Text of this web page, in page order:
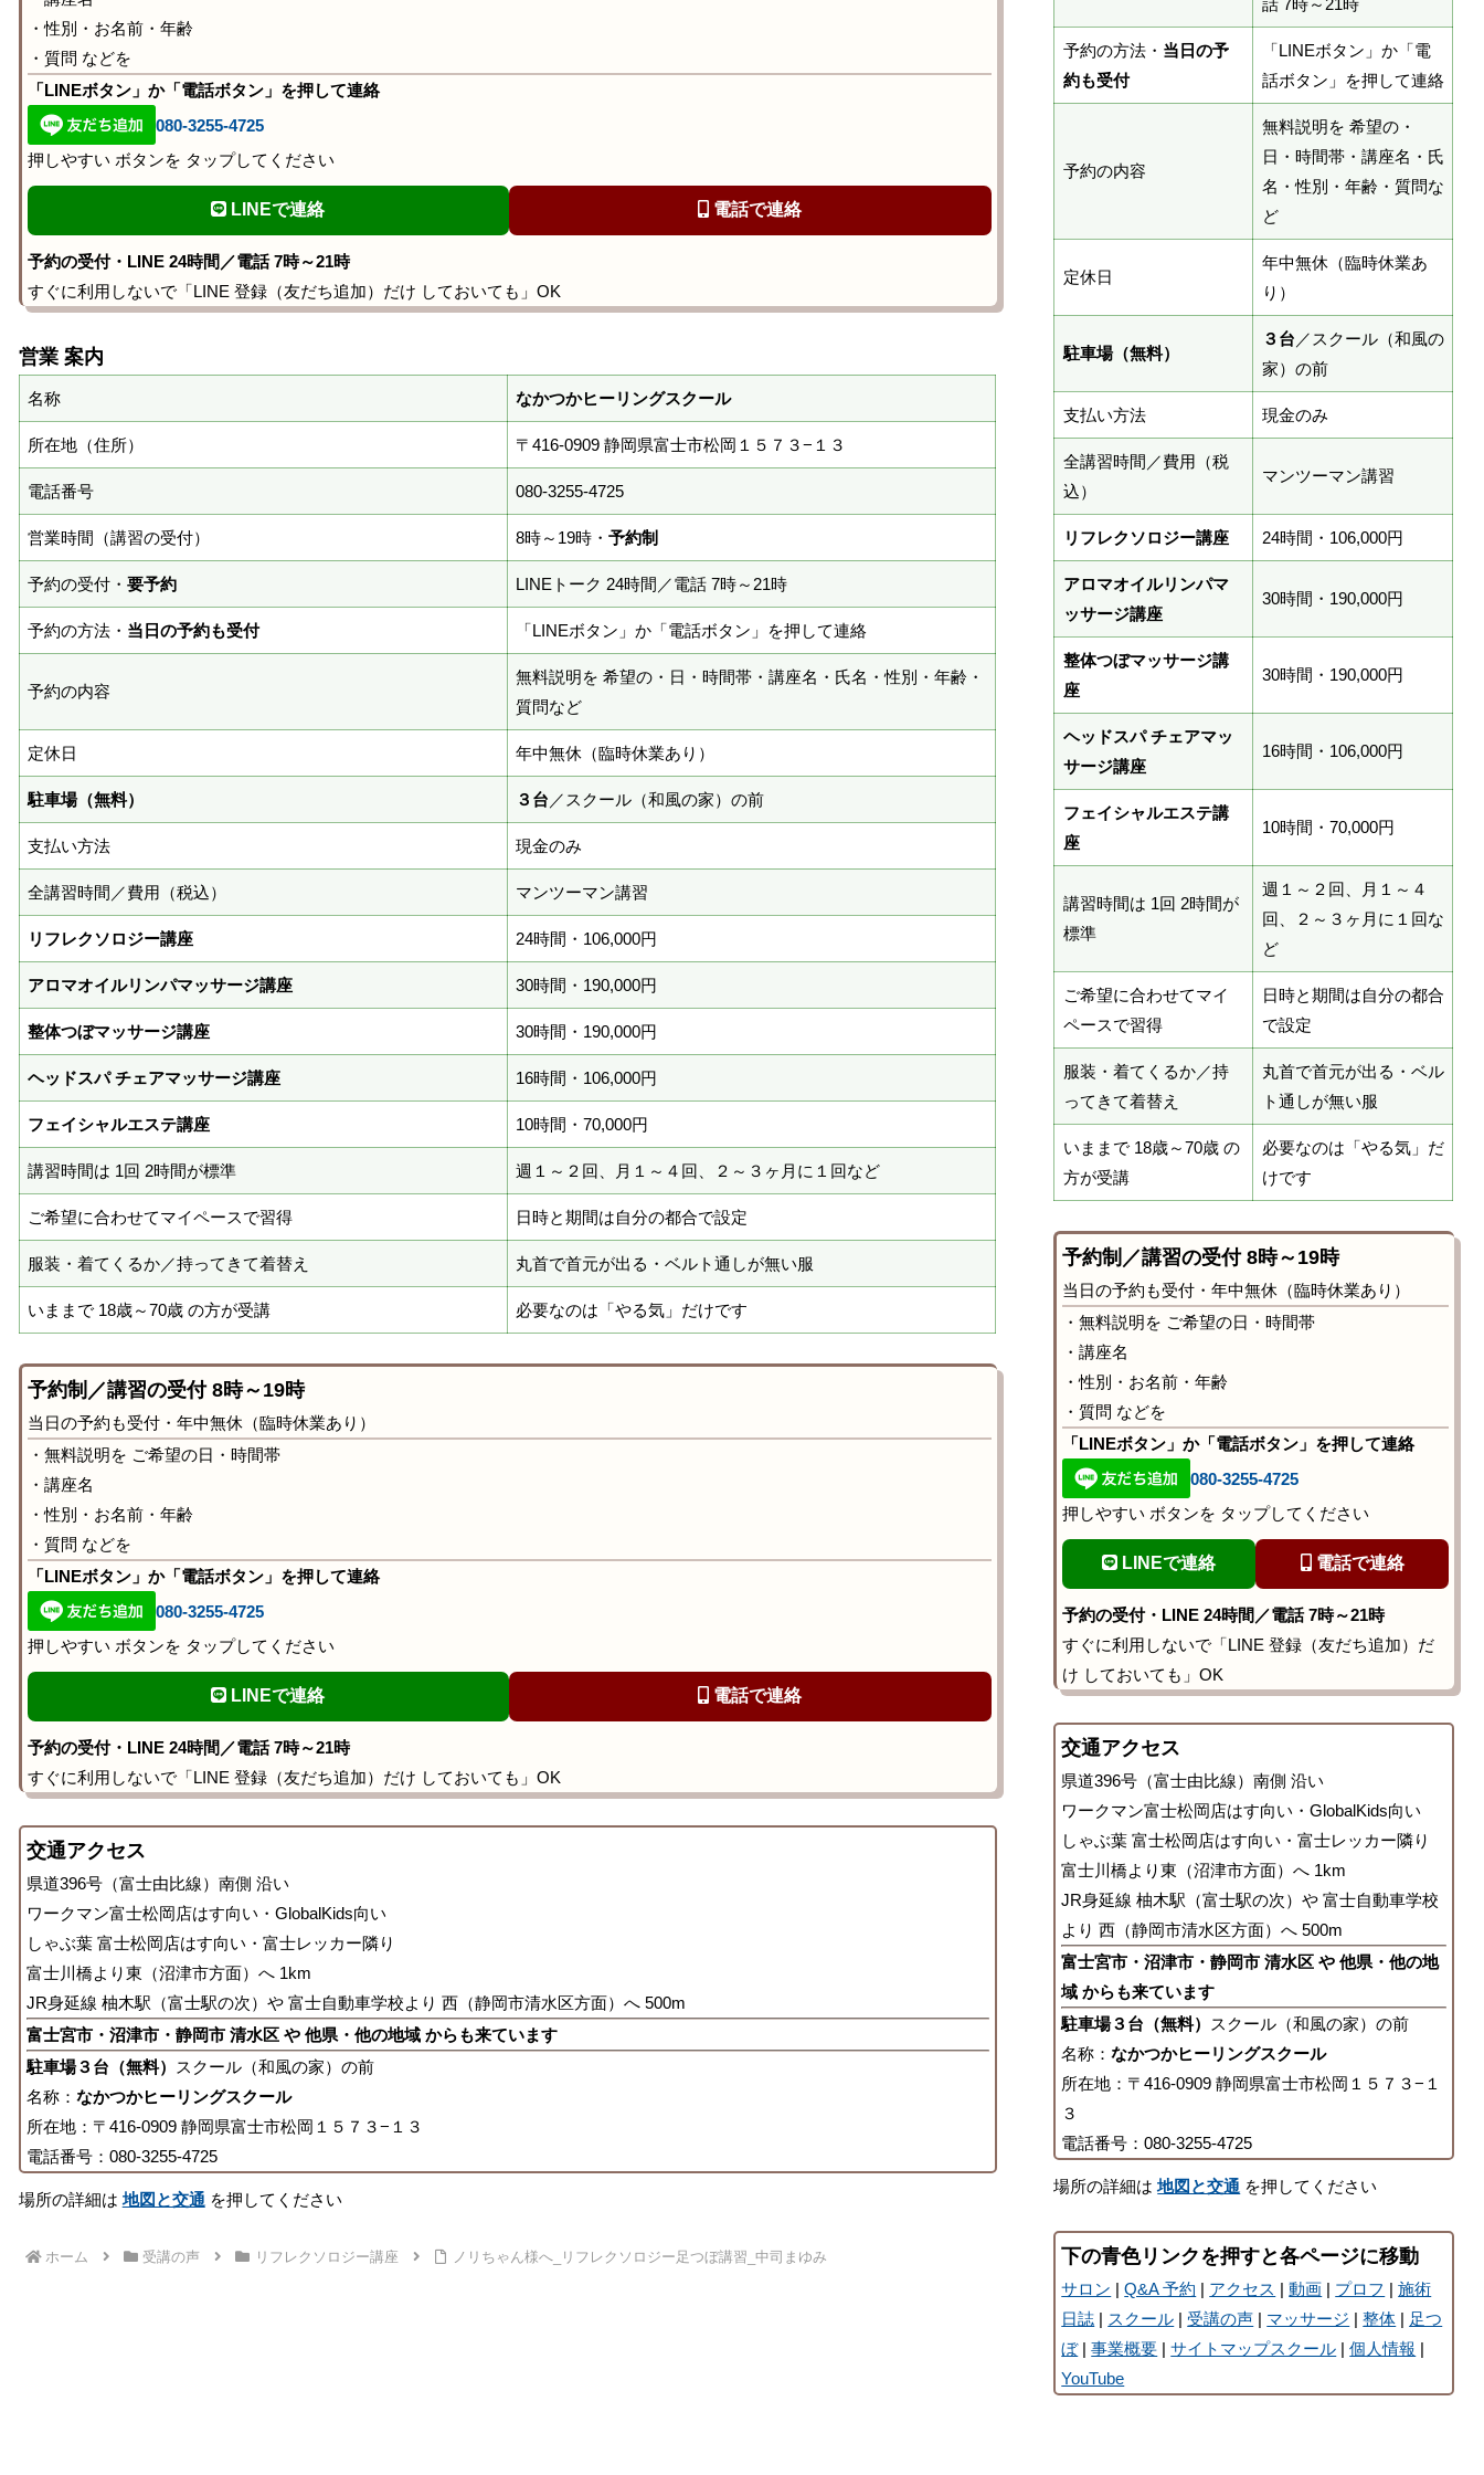
・性別・お名前・年齢
・質問 などを
「LINEボタン」か「電話ボタン」を押して連絡
080-3255-4725
押しやすい ボタンを タップしてください
LINEで連絡 電話で連絡
予約の受付・LINE 24時間／電話 7時～21時
すぐに利用しないで「LINE 登録（友だち追加）だけ しておいても」OK
営業 案内
名称 なかつかヒーリングスクール
所在地（住所） 〒416-0909 静岡県富士市松岡１５７３−１３
電話番号 080-3255-4725
営業時間（講習の受付） 8時～19時・予約制
予約の受付・要予約 LINEトーク 24時間／電話 7時～21時
予約の方法・ 当日の予約も受付 「LINEボタン」か「電話ボタン」を押して連絡
予約の内容
無料説明を 希望の・日・時間帯・講座名・氏名・性別・年齢・
質問など
定休日 年中無休（臨時休業あり）
駐車場（無料） ３台 ／スクール（和風の家）の前
支払い方法 現金のみ
全講習時間／費用（税込） マンツーマン講習
リフレクソロジー講座 24時間・106,000円
アロマオイルリンパマッサージ講座 30時間・190,000円
整体つぼマッサージ講座 30時間・190,000円
ヘッドスパ チェアマッサージ講座 16時間・106,000円
フェイシャルエステ講座 10時間・70,000円
講習時間は 1回 2時間が標準 週１～２回、月１～４回、２～３ヶ月に１回など
ご希望に合わせてマイペースで習得 日時と期間は自分の都合で設定
服装・着てくるか／持ってきて着替え 丸首で首元が出る・ベルト通しが無い服
いままで 18歳～70歳 の方が受講 必要なのは「やる気」だけです
予約制／講習の受付 8時～19時
当日の予約も受付・年中無休（臨時休業あり）
・無料説明を ご希望の日・時間帯
・講座名
・性別・お名前・年齢
・質問 などを
「LINEボタン」か「電話ボタン」を押して連絡
080-3255-4725
押しやすい ボタンを タップしてください
LINEで連絡 電話で連絡
予約の受付・LINE 24時間／電話 7時～21時
すぐに利用しないで「LINE 登録（友だち追加）だけ しておいても」OK
交通アクセス
県道396号（富士由比線）南側 沿い
ワークマン富士松岡店はす向い・GlobalKids向い
しゃぶ葉 富士松岡店はす向い・富士レッカー隣り
富士川橋より東（沼津市方面）へ 1km
JR身延線 柚木駅（富士駅の次）や 富士自動車学校より 西（静岡市清水区方面）へ 500m
富士宮市・沼津市・静岡市 清水区 や 他県・他の地域 からも来ています
駐車場３台（無料）
スクール（和風の家）の前
名称： なかつかヒーリングスクール
所在地：〒416-0909 静岡県富士市松岡１５７３−１３
電話番号：080-3255-4725
場所の詳細は地図と交通 を押してください
ホーム 受講の声 リフレクソロジー講座 ノリちゃん様へ_リフレクソロジー足つぼ講習_中司まゆみ
話 7時～21時
予約の方法・ 当日の予
約も受付
「LINEボタン」か「電
話ボタン」を押して連絡
予約の内容
無料説明を 希望の・
日・時間帯・講座名・氏
名・性別・年齢・質問な
ど
定休日
年中無休（臨時休業あ
り）
駐車場（無料）
３台 ／スクール（和風の
家）の前
支払い方法 現金のみ
全講習時間／費用（税
込）
マンツーマン講習
リフレクソロジー講座 24時間・106,000円
アロマオイルリンパマ
ッサージ講座
30時間・190,000円
整体つぼマッサージ講
座
30時間・190,000円
ヘッドスパ チェアマッ
サージ講座
16時間・106,000円
フェイシャルエステ講
座
10時間・70,000円
講習時間は 1回 2時間が
標準
週１～２回、月１～４
回、２～３ヶ月に１回な
ど
ご希望に合わせてマイ
ペースで習得
日時と期間は自分の都合
で設定
服装・着てくるか／持
ってきて着替え
丸首で首元が出る・ベル
ト通しが無い服
いままで 18歳～70歳 の
方が受講
必要なのは「やる気」だ
けです
予約制／講習の受付 8時～19時
当日の予約も受付・年中無休（臨時休業あり）
・無料説明を ご希望の日・時間帯
・講座名
・性別・お名前・年齢
・質問 などを
「LINEボタン」か「電話ボタン」を押して連絡
080-3255-4725
押しやすい ボタンを タップしてください
LINEで連絡 電話で連絡
予約の受付・LINE 24時間／電話 7時～21時
すぐに利用しないで「LINE 登録（友だち追加）だ
け しておいても」OK
交通アクセス
県道396号（富士由比線）南側 沿い
ワークマン富士松岡店はす向い・GlobalKids向い
しゃぶ葉 富士松岡店はす向い・富士レッカー隣り
富士川橋より東（沼津市方面）へ 1km
JR身延線 柚木駅（富士駅の次）や 富士自動車学校
より 西（静岡市清水区方面）へ 500m
富士宮市・沼津市・静岡市 清水区 や 他県・他の地
域 からも来ています
駐車場３台（無料）
スクール（和風の家）の前
名称：なかつかヒーリングスクール
所在地：〒416-0909 静岡県富士市松岡１５７３−１
３
電話番号：080-3255-4725
場所の詳細は地図と交通 を押してください
下の青色リンクを押すと各ページに移動
サロン |Q&A 予約 | アクセス |動画 | プロフ |施術
日誌 | スクール | 受講の声 | マッサージ |整体 | 足つ
ぼ|事業概要 |サイトマップスクール |個人情報 |
YouTube